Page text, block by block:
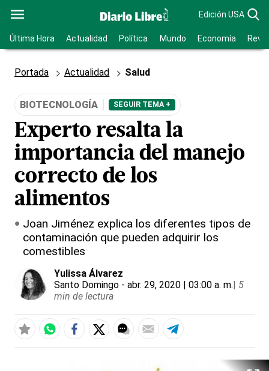
Edición USA
Última Hora Actualidad Política Mundo Economía
Portada Actualidad Salud
BIOTECNOLOGÍA SEGUIR TEMA +
Experto resalta la
importancia del manejo
correcto de los
alimentos
Joan Jiménez explica los diferentes tipos de
contaminación que pueden adquirir los
comestibles
Yulissa Álvarez
Santo Domingo - abr. 29, 2020 | 03:00 a. m.| 5
min de lectura